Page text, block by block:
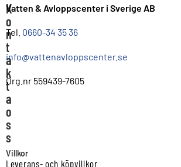
K
o
n
t
a
k
t
a
o
s
s
Vatten & Avloppscenter i Sverige AB
Tel. 0660-34 35 36
info@vattenavloppscenter.se
Org.nr 559439-7605
Villkor
Leverans- och köpvillkor